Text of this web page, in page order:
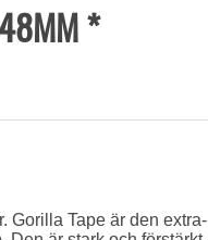
*
Gorilla Tape är den extra-